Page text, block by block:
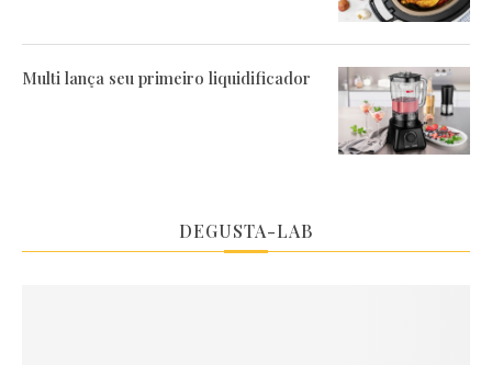
Multi lança seu primeiro liquidificador
DEGUSTA-LAB